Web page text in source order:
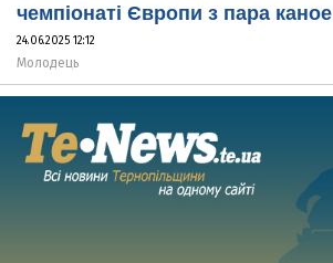
чемпіонаті Європи з пара каное
24.06.2025 12:12
Молодець